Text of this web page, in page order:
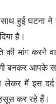
हुई घटना
है।
की मांग करने
बनकर आपके
लेकर मैं इस
कर रहे हैं।